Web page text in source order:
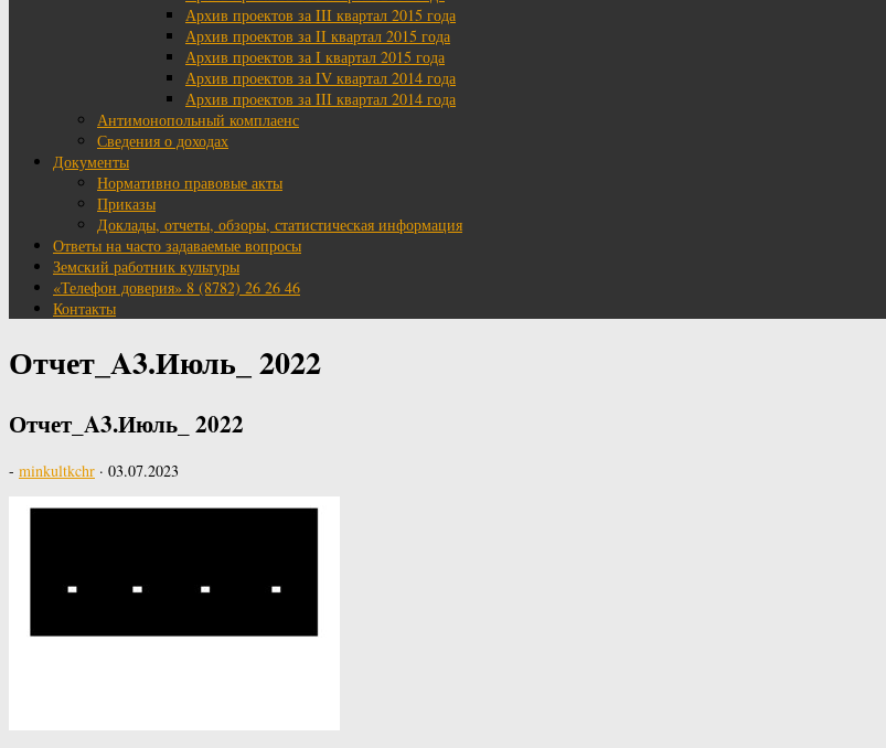
Архив проектов за III квартал 2015 года
Архив проектов за II квартал 2015 года
Архив проектов за I квартал 2015 года
Архив проектов за IV квартал 2014 года
Архив проектов за III квартал 2014 года
Антимонопольный комплаенс
Сведения о доходах
Документы
Нормативно правовые акты
Приказы
Доклады, отчеты, обзоры, статистическая информация
Ответы на часто задаваемые вопросы
Земский работник культуры
«Телефон доверия» 8 (8782) 26 26 46
Контакты
Отчет_A3.Июль_ 2022
Отчет_A3.Июль_ 2022
- minkultkchr · 03.07.2023